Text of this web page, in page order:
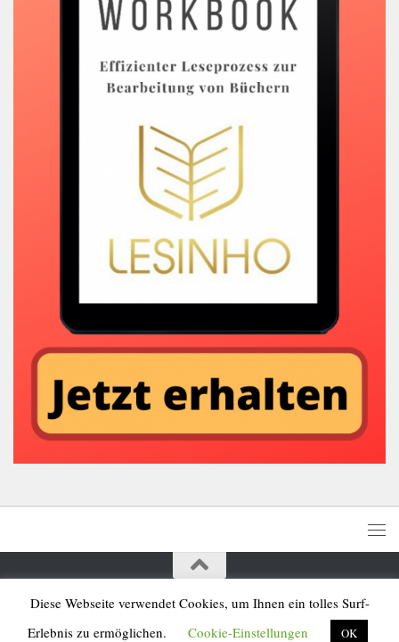
Lesinho © 2026. All rights reserved
Diese Webseite verwendet Cookies, um Ihnen ein tolles Surf-
Erlebnis zu ermöglichen.
Cookie-Einstellungen OK